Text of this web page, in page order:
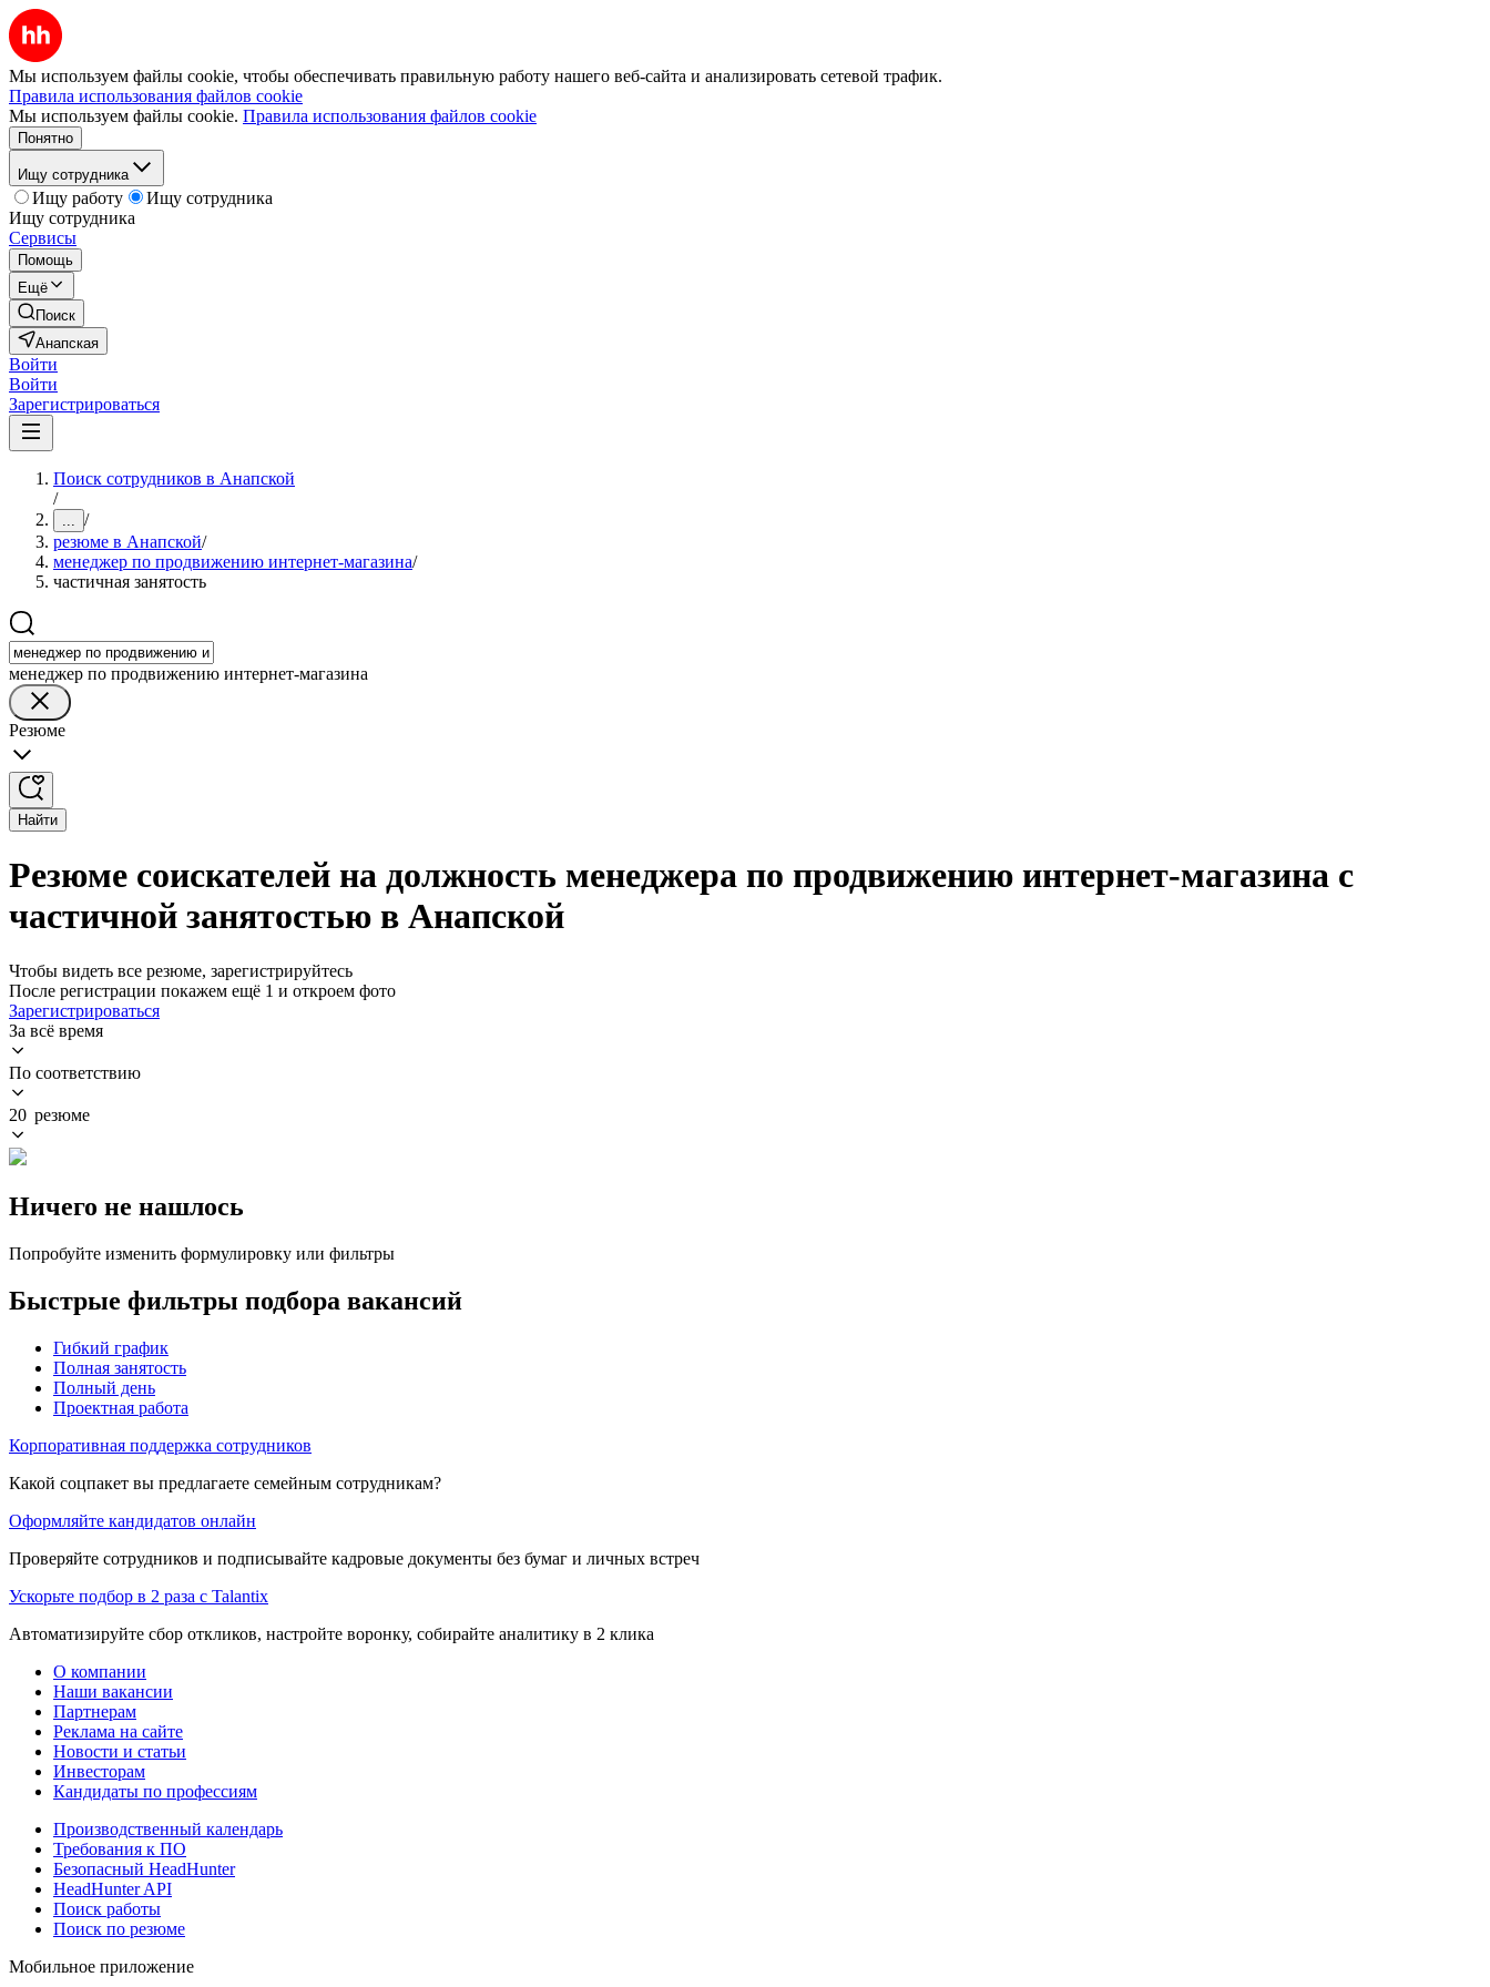
Мы используем файлы cookie, чтобы обеспечивать правильную работу нашего веб-сайта и анализировать сетевой трафик.
Правила использования файлов cookie
Мы используем файлы cookie. Правила использования файлов cookie
Понятно
Ищу сотрудника
Ищу работу
Ищу сотрудника
Ищу сотрудника
Сервисы
Помощь
Ещё
Поиск
Анапская
Войти
Войти
Зарегистрироваться
Поиск сотрудников в Анапской
/
... /
резюме в Анапской/
менеджер по продвижению интернет-магазина/
частичная занятость
менеджер по продвижению интернет-магазина
Резюме
Найти
Резюме соискателей на должность менеджера по продвижению интернет-магазина с
частичной занятостью в Анапской
Чтобы видеть все резюме, зарегистрируйтесь
После регистрации покажем ещё 1 и откроем фото
Зарегистрироваться
За всё время
По соответствию
20 резюме
Ничего не нашлось
Попробуйте изменить формулировку или фильтры
Быстрые фильтры подбора вакансий
Гибкий график
Полная занятость
Полный день
Проектная работа
Корпоративная поддержка сотрудников
Какой соцпакет вы предлагаете семейным сотрудникам?
Оформляйте кандидатов онлайн
Проверяйте сотрудников и подписывайте кадровые документы без бумаг и личных встреч
Ускорьте подбор в 2 раза с Talantix
Автоматизируйте сбор откликов, настройте воронку, собирайте аналитику в 2 клика
О компании
Наши вакансии
Партнерам
Реклама на сайте
Новости и статьи
Инвесторам
Кандидаты по профессиям
Производственный календарь
Требования к ПО
Безопасный HeadHunter
HeadHunter API
Поиск работы
Поиск по резюме
Мобильное приложение